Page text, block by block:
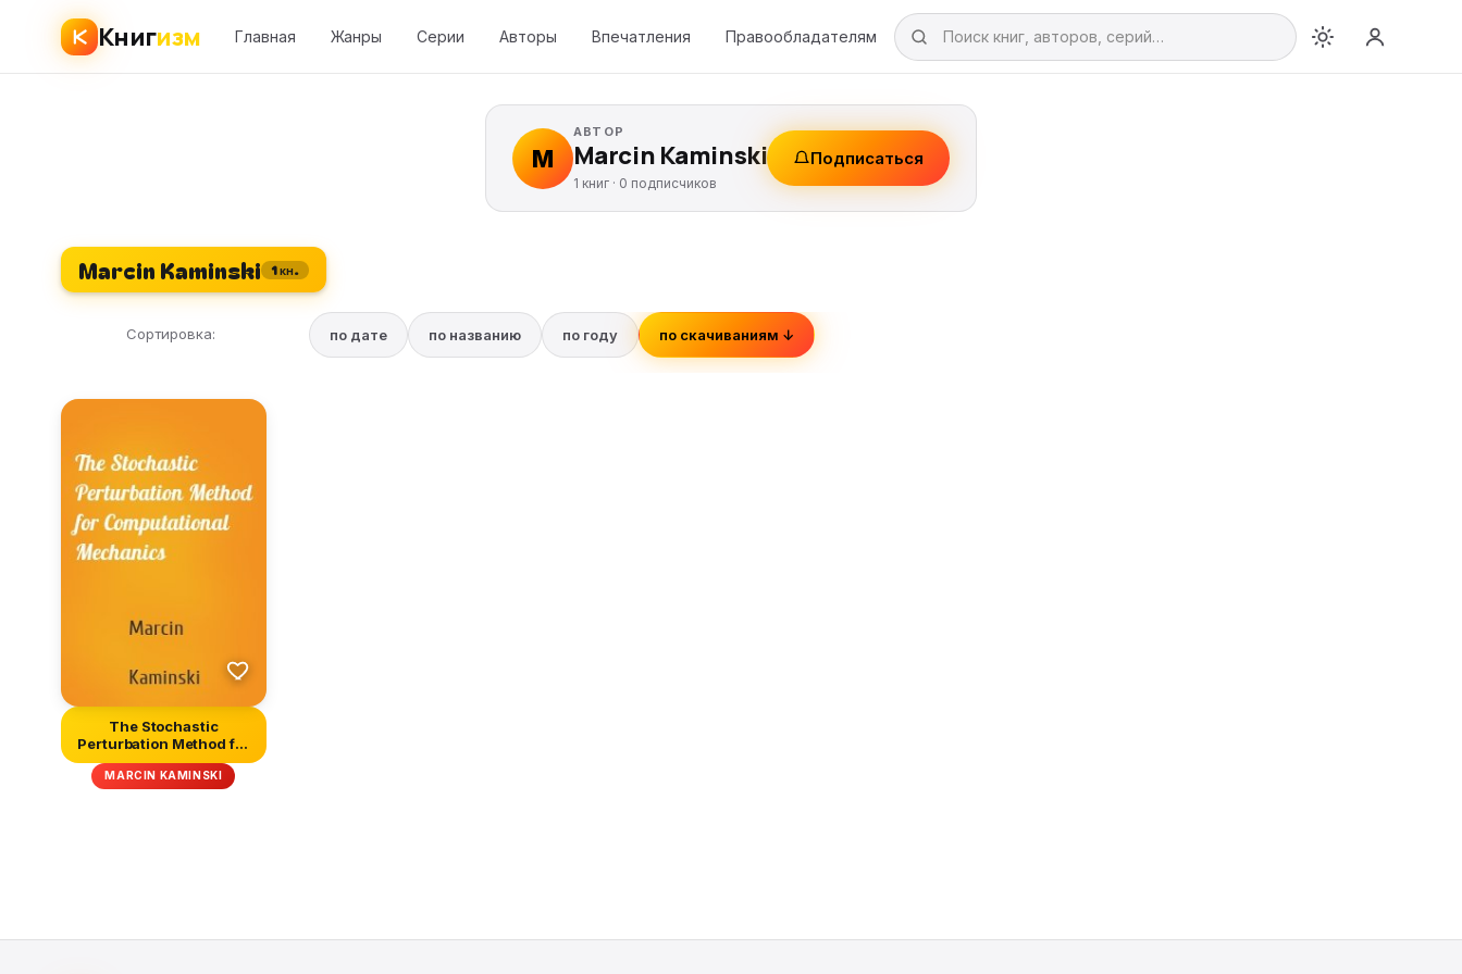
Книгизм Главная Жанры Серии Авторы Впечатления Правообладателям
M
АВТОР
Marcin Kaminski
1 книг · 0 подписчиков
Подписаться
Marcin Kaminski 1 кн.
Сортировка: по дате по названию по году по скачиваниям ↓
The Stochastic
Perturbation Method for
Computation...
MARCIN KAMINSKI